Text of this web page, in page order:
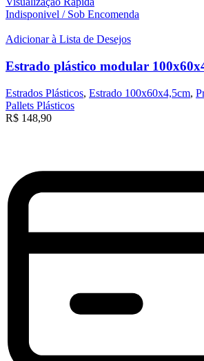
Indisponivel / Sob Encomenda
Adicionar à Lista de Desejos
Estrado plástico modular
Estrados Plásticos, Estrado 100x60x4,5cm,
Pallets Plásticos
R$ 148,90